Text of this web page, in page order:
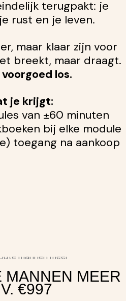
terugpakt: je
rust en je leven.
maar klaar zijn voor
breekt, maar draagt.
los.
je krijgt:
van ±60 minuten
bij elke module
toegang na aankoop
MANNEN MEER
€997